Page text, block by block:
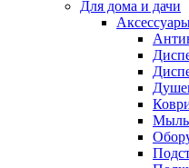
Для дома и дачи